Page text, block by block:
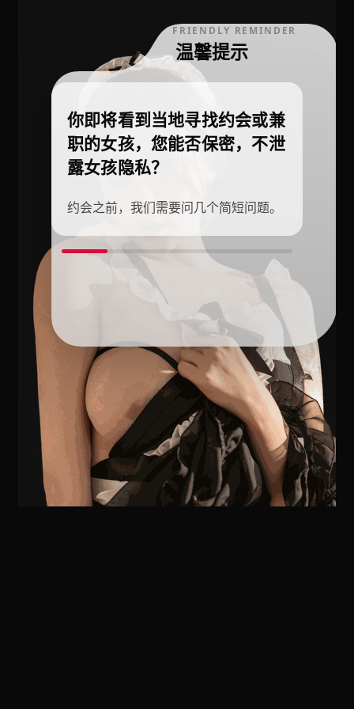
FRIENDLY REMINDER
温馨提示
你即将看到当地寻找约会或兼
职的女孩，您能否保密，不泄
露女孩隐私？
约会之前，我们需要问几个简短问题。